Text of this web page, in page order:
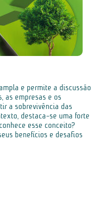
e permite a discussão
as empresas e os
a sobrevivência das
destaca-se uma forte
esse conceito?
benefícios e desafios